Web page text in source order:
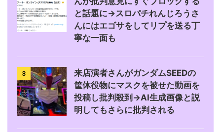
と話題に→スロパチれんじろうさ
んにはエゴサをしてリプを送る丁
寧な一面も
3
来店演者さんがガンダムSEEDの
筐体役物にマスクを被せた動画を
投稿し批判殺到→AI生成画像と説
明してもさらに批判される